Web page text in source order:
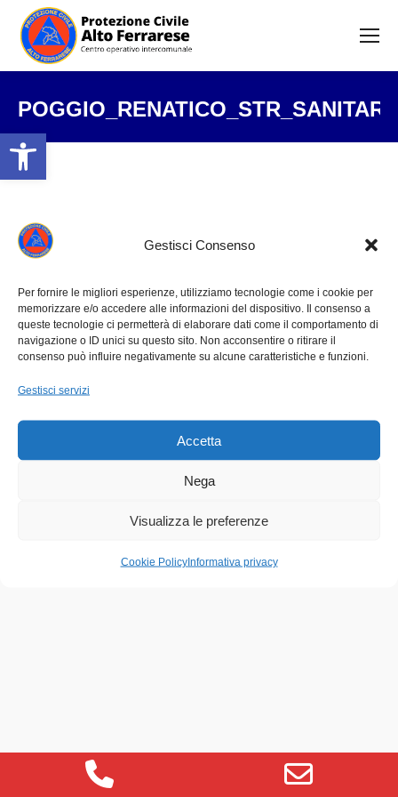
Open toolbar
Gestisci Consenso
Per fornire le migliori esperienze, utilizziamo tecnologie come i cookie per
memorizzare e/o accedere alle informazioni del dispositivo. Il consenso a
queste tecnologie ci permetterà di elaborare dati come il comportamento di
navigazione o ID unici su questo sito. Non acconsentire o ritirare il
consenso può influire negativamente su alcune caratteristiche e funzioni.
Gestisci servizi
Accetta
Nega
Visualizza le preferenze
Cookie PolicyInformativa privacy